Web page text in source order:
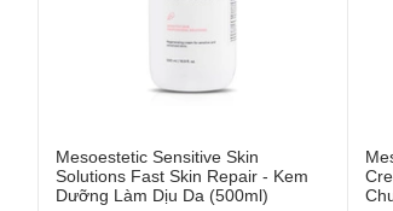
Mesoestetic Sensitive Skin
Solutions Fast Skin Repair - Kem
Dưỡng Làm Dịu Da (500ml)